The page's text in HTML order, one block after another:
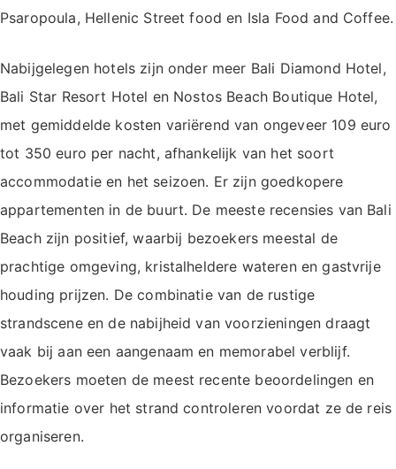
Psaropoula, Hellenic Street food en Isla Food and Coffee.
Nabijgelegen hotels zijn onder meer Bali Diamond Hotel,
Bali Star Resort Hotel en Nostos Beach Boutique Hotel,
met gemiddelde kosten variërend van ongeveer 109 euro
tot 350 euro per nacht, afhankelijk van het soort
accommodatie en het seizoen. Er zijn goedkopere
appartementen in de buurt. De meeste recensies van Bali
Beach zijn positief, waarbij bezoekers meestal de
prachtige omgeving, kristalheldere wateren en gastvrije
houding prijzen. De combinatie van de rustige
strandscene en de nabijheid van voorzieningen draagt ​​
vaak bij aan een aangenaam en memorabel verblijf.
Bezoekers moeten de meest recente beoordelingen en
informatie over het strand controleren voordat ze de reis
organiseren.